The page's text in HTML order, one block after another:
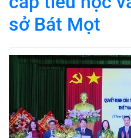
sở Bát Mọt